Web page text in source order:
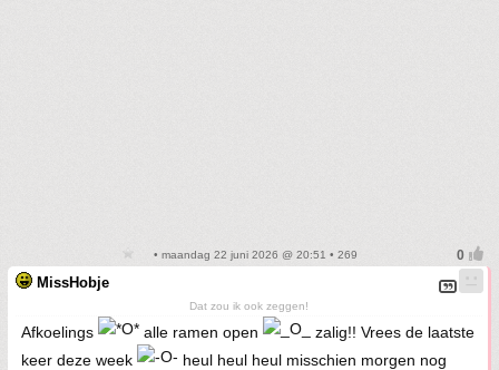
• maandag 22 juni 2026 @ 20:51 • 269
MissHobje
Dat zou ik ook zeggen!
Afkoelings alle ramen open
zalig!! Vrees de laatste
keer deze week
heul heul heul misschien morgen nog